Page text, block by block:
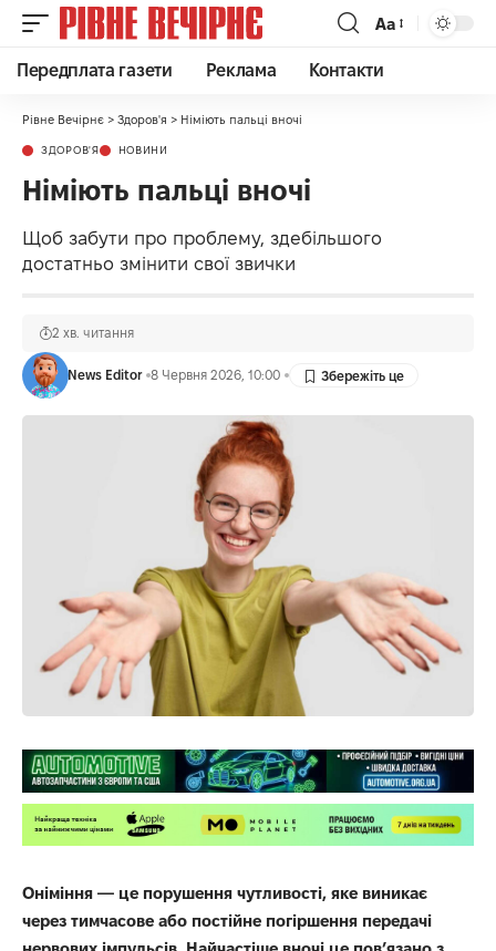
Аа
Передплата газети Реклама Контакти
Рівне Вечірнє > Здоров'я > Німіють пальці вночі
ЗДОРОВ'Я НОВИНИ
Німіють пальці вночі
Щоб забути про проблему, здебільшого
достатньо змінити свої звички
News Editor 8 Червня 2026, 10:00
2 хв. читання
Оніміння — це порушення чутливості, яке виникає
через тимчасове або постійне погіршення передачі